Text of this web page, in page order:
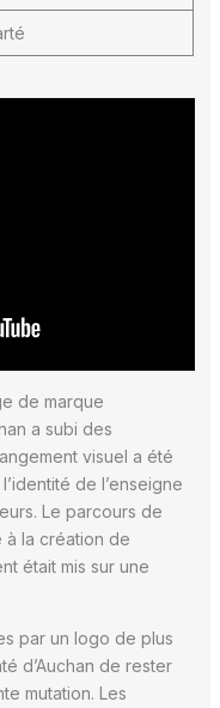
de marque
a subi des
visuel a été
de l’enseigne
Le parcours de
à la création de
était mis sur une
par un logo de plus
d’Auchan de rester
mutation. Les